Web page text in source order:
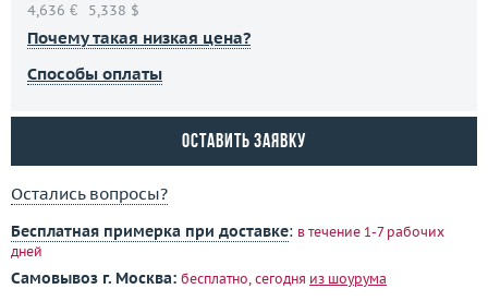
4,636 € 5,338 $
Почему такая низкая цена?
Способы оплаты
Оставить заявку
Остались вопросы?
Бесплатная примерка при доставке: в течение 1-7 рабочих
дней
Самовывоз г. Москва: бесплатно, сегодня из шоурума